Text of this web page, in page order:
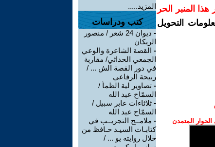
هذا المنبر الحر
التحويل
المتمدن
المزيد.....
كتب ودراسات
-
ديوان 24 شعر / منصور
الريكان
- القصة الشاعرة والوعي
الجمعي الحداثي/ مقاربة
في دور القصة الش ... /
ربيحة الرفاعي
- تصاوير لية الظمأ /
السمّاح عبد الله
- ثلاثاءات عابر سبيل /
السمّاح عبد الله
- ملامــح التجريــب في
كتابـات السيـد حـافظ من
خلال روايته يو ... /